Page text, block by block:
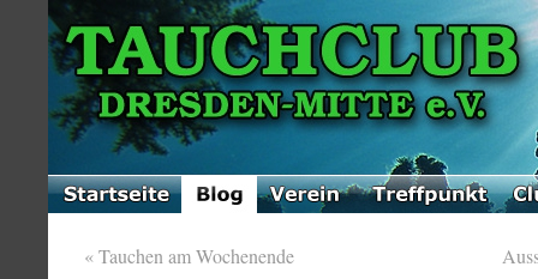
«Tauchen am Wochenende